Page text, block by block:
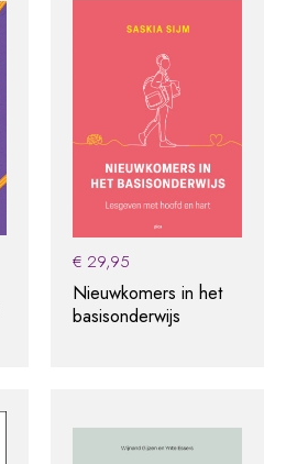
€ 29,95
Nieuwkomers in het
basisonderwijs